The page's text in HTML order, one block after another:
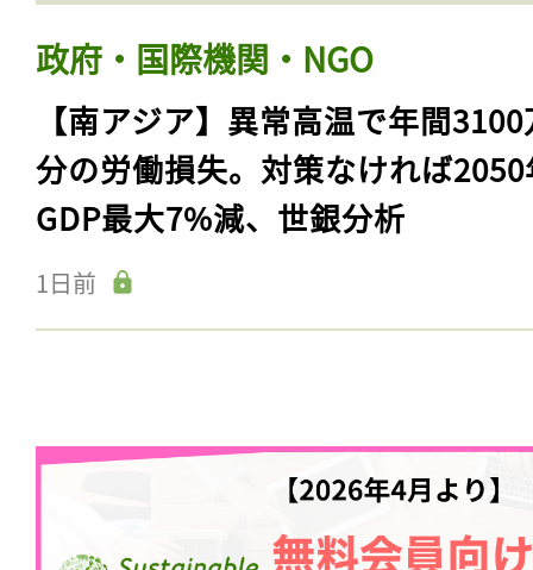
政府・国際機関・NGO
【南アジア】異常高温で年間
分の労働損失。対策なければ
GDP最大7%減、世銀分析
1日前